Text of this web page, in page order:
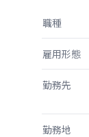
職種
雇用形態
勤務先
勤務地